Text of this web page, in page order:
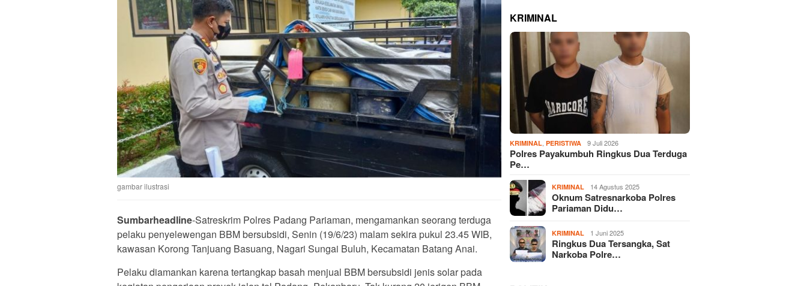
gambar ilustrasi
Sumbarheadline-Satreskrim Polres Padang Pariaman, mengamankan seorang terduga
pelaku penyelewengan BBM bersubsidi, Senin (19/6/23) malam sekira pukul 23.45 WIB,
kawasan Korong Tanjuang Basuang, Nagari Sungai Buluh, Kecamatan Batang Anai.
Pelaku diamankan karena tertangkap basah menjual BBM bersubsidi jenis solar pada
KRIMINAL
KRIMINAL ,PERISTIWA 9 Juli 2026
Polres Payakumbuh Ringkus Dua Terduga
Pe…
KRIMINAL 14 Agustus 2025
Oknum Satresnarkoba Polres
Pariaman Didu…
KRIMINAL 1 Juni 2025
Ringkus Dua Tersangka, Sat
Narkoba Polre…